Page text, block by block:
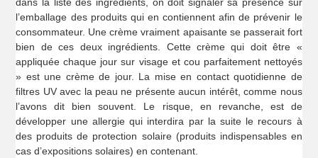
l’emballage des produits qui en contiennent afin de prévenir le
consommateur. Une crème vraiment apaisante se passerait fort
bien de ces deux ingrédients. Cette crème qui doit être «
appliquée chaque jour sur visage et cou parfaitement nettoyés
» est une crème de jour. La mise en contact quotidienne de
filtres UV avec la peau ne présente aucun intérêt, comme nous
l’avons dit bien souvent. Le risque, en revanche, est de
développer une allergie qui interdira par la suite le recours à
des produits de protection solaire (produits indispensables en
cas d’expositions solaires) en contenant.